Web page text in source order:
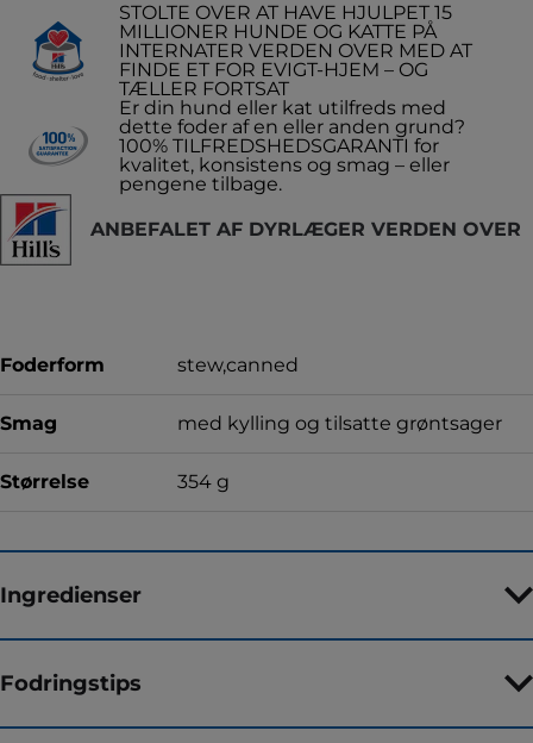
STOLTE OVER AT HAVE HJULPET 15
MILLIONER HUNDE OG KATTE PÅ
INTERNATER VERDEN OVER MED AT
FINDE ET FOR EVIGT-HJEM – OG
TÆLLER FORTSAT
Er din hund eller kat utilfreds med
dette foder af en eller anden grund?
100% TILFREDSHEDSGARANTI for
kvalitet, konsistens og smag – eller
pengene tilbage.
ANBEFALET AF DYRLÆGER VERDEN OVER
Foderform stew,canned
Smag med kylling og tilsatte grøntsager
Størrelse 354 g
Ingredienser
Fodringstips